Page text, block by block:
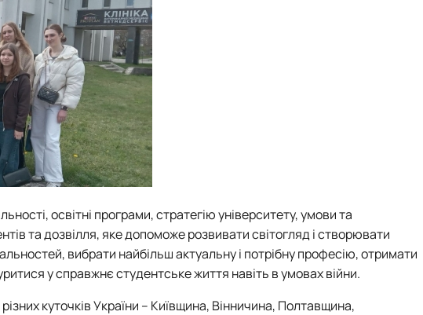
освітні програми, стратегію університету, умови та
та дозвілля, яке допоможе розвивати світогляд і створювати
вибрати найбільш актуальну і потрібну професію, отримати
у справжнє студентське життя навіть в умовах війни.
куточків України – Київщина, Вінничина, Полтавщина,